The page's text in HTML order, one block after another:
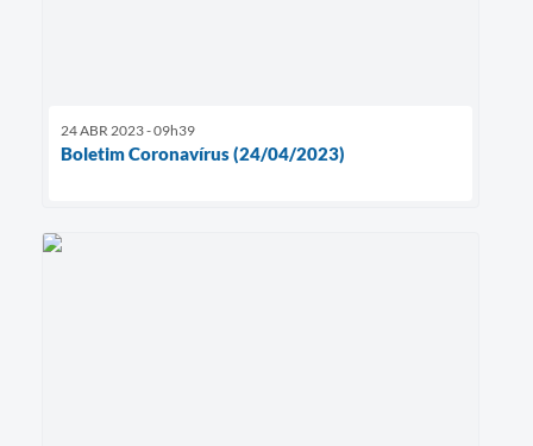
24 ABR 2023 - 09h39
Boletim Coronavírus (24/04/2023)